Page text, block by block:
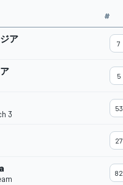
#
ア 7
5
3
53
27
82